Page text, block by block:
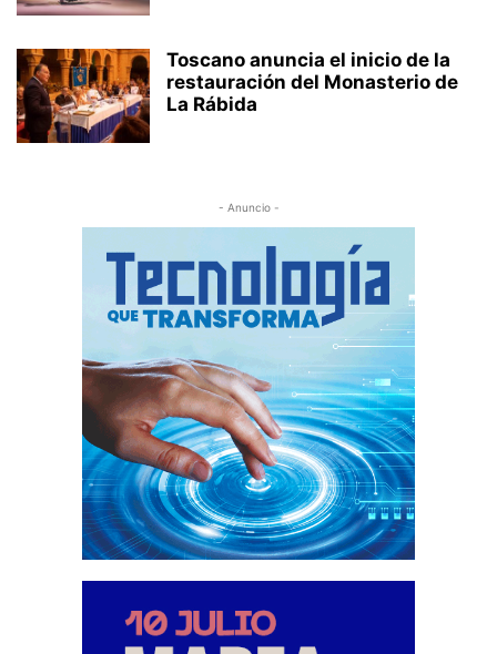
Toscano anuncia el inicio de la
restauración del Monasterio de
La Rábida
- Anuncio -